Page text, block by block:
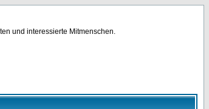
und interessierte Mitmenschen.